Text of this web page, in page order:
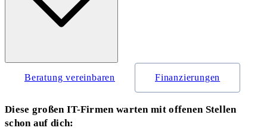
Beratung vereinbaren Finanzierungen
Diese großen IT-Firmen warten mit offenen Stellen
schon auf dich: